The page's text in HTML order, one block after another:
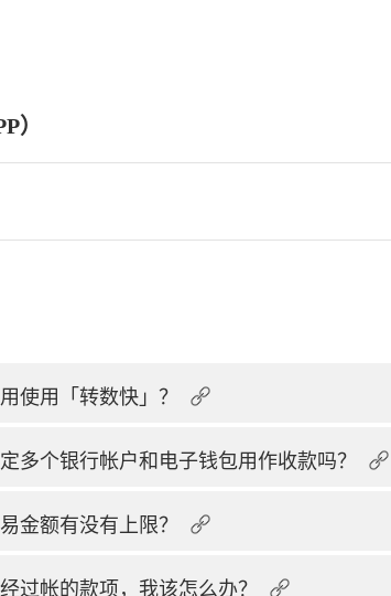
）
使用「转数快」？
多个银行帐户和电子钱包用作收款吗？
金额有没有上限？
过帐的款项，我该怎么办？